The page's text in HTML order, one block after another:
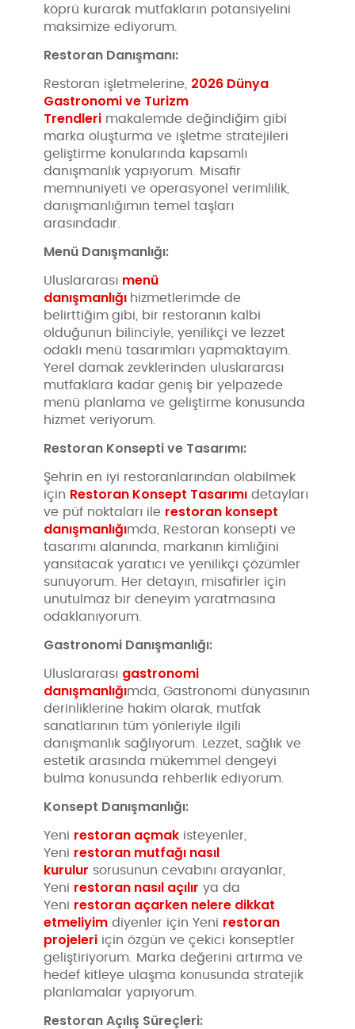
köprü kurarak mutfakların potansiyelini
maksimize ediyorum.
Restoran Danışmanı:
Restoran işletmelerine, 2026 Dünya
Gastronomi ve Turizm
Trendleri makalemde değindiğim gibi
marka oluşturma ve işletme stratejileri
geliştirme konularında kapsamlı
danışmanlık yapıyorum. Misafir
memnuniyeti ve operasyonel verimlilik,
danışmanlığımın temel taşları
arasındadır.
Menü Danışmanlığı:
Uluslararası menü
danışmanlığı hizmetlerimde de
belirttiğim gibi, bir restoranın kalbi
olduğunun bilinciyle, yenilikçi ve lezzet
odaklı menü tasarımları yapmaktayım.
Yerel damak zevklerinden uluslararası
mutfaklara kadar geniş bir yelpazede
menü planlama ve geliştirme konusunda
hizmet veriyorum.
Restoran Konsepti ve Tasarımı:
Şehrin en iyi restoranlarından olabilmek
için Restoran Konsept Tasarımı detayları
ve püf noktaları ile restoran konsept
danışmanlığımda, Restoran konsepti ve
tasarımı alanında, markanın kimliğini
yansıtacak yaratıcı ve yenilikçi çözümler
sunuyorum. Her detayın, misafirler için
unutulmaz bir deneyim yaratmasına
odaklanıyorum.
Gastronomi Danışmanlığı:
Uluslararası gastronomi
danışmanlığımda, Gastronomi dünyasının
derinliklerine hakim olarak, mutfak
sanatlarının tüm yönleriyle ilgili
danışmanlık sağlıyorum. Lezzet, sağlık ve
estetik arasında mükemmel dengeyi
bulma konusunda rehberlik ediyorum.
Konsept Danışmanlığı:
Yeni restoran açmak isteyenler,
Yeni restoran mutfağı nasıl
kurulur sorusunun cevabını arayanlar,
Yeni restoran nasıl açılır ya da
Yeni restoran açarken nelere dikkat
etmeliyim diyenler için Yeni restoran
projeleri için özgün ve çekici konseptler
geliştiriyorum. Marka değerini artırma ve
hedef kitleye ulaşma konusunda stratejik
planlamalar yapıyorum.
Restoran Açılış Süreçleri: